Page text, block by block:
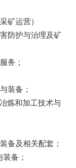
矿运营）
防护与治理及矿
务；
装备；
炼和加工技术与
备及相关配套；
备；